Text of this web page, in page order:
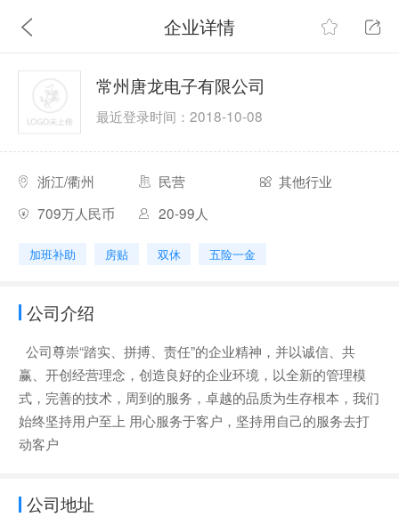
企业详情
常州唐龙电子有限公司
最近登录时间：2018-10-08
浙江/衢州 民营
其他行业
709万人民币
20-99人
加班补助 房贴 双休 五险一金
公司介绍
公司尊崇“踏实、拼搏、责任”的企业精神，并以诚信、共
赢、开创经营理念，创造良好的企业环境，以全新的管理模
式，完善的技术，周到的服务，卓越的品质为生存根本，我们
始终坚持用户至上 用心服务于客户，坚持用自己的服务去打
动客户
公司地址